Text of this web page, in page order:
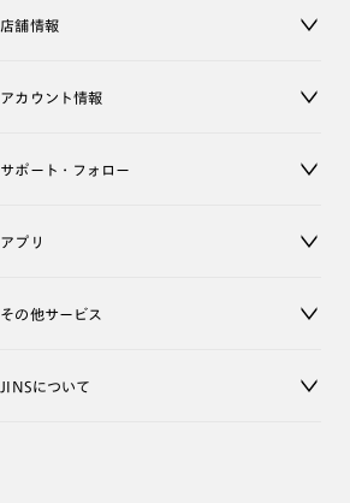
店舗情報
アカウント情報
サポート・フォロー
アプリ
その他サービス
JINSについて